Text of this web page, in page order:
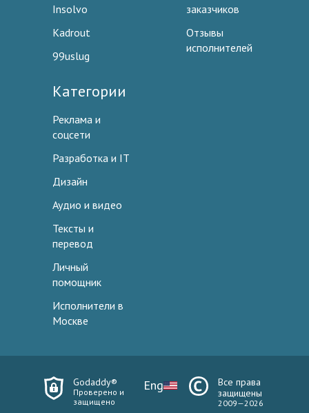
Insolvo
Kadrout
99uslug
заказчиков
Отзывы
исполнителей
Категории
Реклама и
соцсети
Разработка и IT
Дизайн
Аудио и видео
Тексты и
перевод
Личный
помощник
Исполнители в
Москве
Godaddy®
Проверено и
защищено
Eng
Все права
защищены
2009—2026